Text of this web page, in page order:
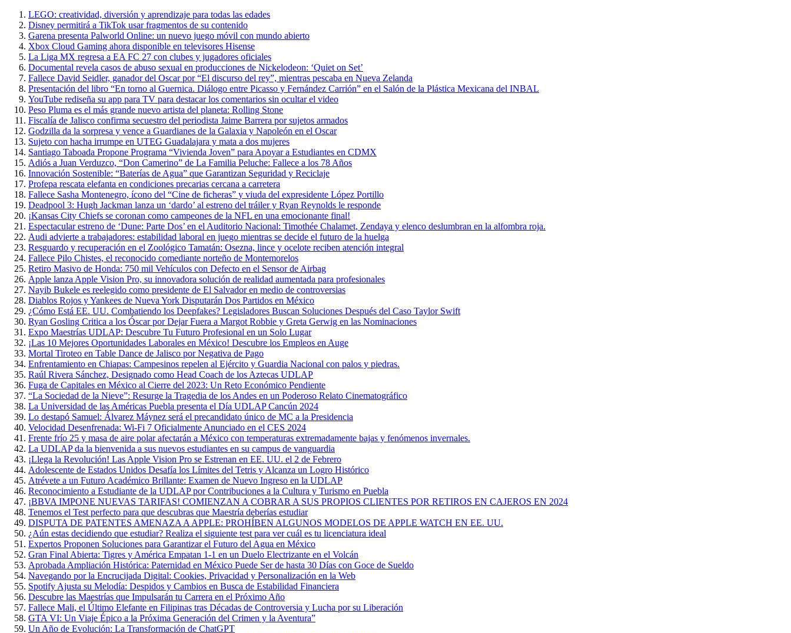
LEGO: creatividad, diversión y aprendizaje para todas las edades
Disney permitirá a TikTok usar fragmentos de su contenido
Garena presenta Palworld Online: un nuevo juego móvil con mundo abierto
Xbox Cloud Gaming ahora disponible en televisores Hisense
La Liga MX regresa a EA FC 27 con clubes y jugadores oficiales
Documental revela casos de abuso sexual en producciones de Nickelodeon: ‘Quiet on Set’
Fallece David Seidler, ganador del Oscar por “El discurso del rey”, mientras pescaba en Nueva Zelanda
Presentación del libro “En torno al Guernica. Diálogo entre Picasso y Fernández Carrión” en el Salón de la Plástica Mexicana del INBAL
YouTube rediseña su app para TV para destacar los comentarios sin ocultar el video
Peso Pluma es el más grande nuevo artista del planeta: Rolling Stone
Fiscalía de Jalisco confirma secuestro del periodista Jaime Barrera por sujetos armados
Godzilla da la sorpresa y vence a Guardianes de la Galaxia y Napoleón en el Oscar
Sujeto con hacha irrumpe en UTEG Guadalajara y mata a dos mujeres
Santiago Taboada Propone Programa “Vivienda Joven” para Apoyar a Estudiantes en CDMX
Adiós a Juan Verduzco, “Don Camerino” de La Familia Peluche: Fallece a los 78 Años
Innovación Sostenible: “Baterías de Agua” que Garantizan Seguridad y Reciclaje
Profepa rescata elefanta en condiciones precarias cercana a carretera
Fallece Sasha Montenegro, ícono del “Cine de ficheras” y viuda del expresidente López Portillo
Deadpool 3: Hugh Jackman lanza un ‘dardo’ al estreno del tráiler y Ryan Reynolds le responde
¡Kansas City Chiefs se coronan como campeones de la NFL en una emocionante final!
Espectacular estreno de ‘Dune: Parte Dos’ en el Auditorio Nacional: Timothée Chalamet, Zendaya y elenco deslumbran en la alfombra roja.
Audi advierte a trabajadores: estabilidad laboral en juego mientras se decide el futuro de la huelga
Resguardo y recuperación en el Zoológico Tamatán: Osezna, lince y ocelote reciben atención integral
Fallece Pilo Chistes, el reconocido comediante norteño de Montemorelos
Retiro Masivo de Honda: 750 mil Vehículos con Defecto en el Sensor de Airbag
Apple lanza Apple Vision Pro, su innovadora solución de realidad aumentada para profesionales
Nayib Bukele es reelegido como presidente de El Salvador en medio de controversias
Diablos Rojos y Yankees de Nueva York Disputarán Dos Partidos en México
¿Cómo Está EE. UU. Combatiendo los Deepfakes? Legisladores Buscan Soluciones Después del Caso Taylor Swift
Ryan Gosling Critica a los Óscar por Dejar Fuera a Margot Robbie y Greta Gerwig en las Nominaciones
Expo Maestrías UDLAP: Descubre Tu Futuro Profesional en un Solo Lugar
¡Las 10 Mejores Oportunidades Laborales en México! Descubre los Empleos en Auge
Mortal Tiroteo en Table Dance de Jalisco por Negativa de Pago
Enfrentamiento en Chiapas: Campesinos repelen al Ejército y Guardia Nacional con palos y piedras.
Raúl Rivera Sánchez, Designado como Head Coach de los Aztecas UDLAP
Fuga de Capitales en México al Cierre del 2023: Un Reto Económico Pendiente
“La Sociedad de la Nieve”: Resurge la Tragedia de los Andes en un Poderoso Relato Cinematográfico
La Universidad de las Américas Puebla presenta el Día UDLAP Cancún 2024
Lo destapó Samuel: Álvarez Máynez será el precandidato único de MC a la Presidencia
Velocidad Desenfrenada: Wi-Fi 7 Oficialmente Anunciado en el CES 2024
Frente frío 25 y masa de aire polar afectarán a México con temperaturas extremadamente bajas y fenómenos invernales.
La UDLAP da la bienvenida a sus nuevos estudiantes en su campus de vanguardia
¡Llega la Revolución! Las Apple Vision Pro se Estrenan en EE. UU. el 2 de Febrero
Adolescente de Estados Unidos Desafía los Límites del Tetris y Alcanza un Logro Histórico
Atrévete a un Futuro Académico Brillante: Examen de Nuevo Ingreso en la UDLAP
Reconocimiento a Estudiante de la UDLAP por Contribuciones a la Cultura y Turismo en Puebla
¡BBVA IMPONE NUEVAS TARIFAS! COMIENZAN A COBRAR A SUS PROPIOS CLIENTES POR RETIROS EN CAJEROS EN 2024
Tenemos el Test perfecto para que descubras que Maestría deberías estudiar
DISPUTA DE PATENTES AMENAZA A APPLE: PROHÍBEN ALGUNOS MODELOS DE APPLE WATCH EN EE. UU.
¿Aún estas decidiendo que estudiar? Realiza el siguiente test para ver cuál es tu licenciatura ideal
Expertos Proponen Soluciones para Garantizar el Futuro del Agua en México
Gran Final Abierta: Tigres y América Empatan 1-1 en un Duelo Electrizante en el Volcán
Aprobada Ampliación Histórica: Paternidad en México Puede Ser de hasta 30 Días con Goce de Sueldo
Navegando por la Encrucijada Digital: Cookies, Privacidad y Personalización en la Web
Spotify Ajusta su Melodía: Despidos y Cambios en Busca de Estabilidad Financiera
Descubre las Maestrías que Impulsarán tu Carrera en el Próximo Año
Fallece Mali, el Último Elefante en Filipinas tras Décadas de Controversia y Lucha por su Liberación
GTA VI: Un Viaje Épico a la Próxima Generación del Crimen y la Aventura”
Un Año de Evolución: La Transformación de ChatGPT